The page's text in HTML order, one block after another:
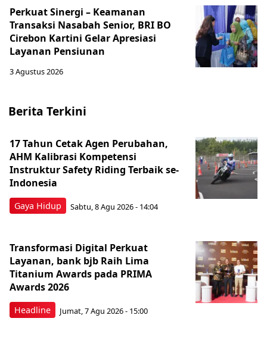
Perkuat Sinergi – Keamanan
Transaksi Nasabah Senior, BRI BO
Cirebon Kartini Gelar Apresiasi
Layanan Pensiunan
3 Agustus 2026
Berita Terkini
Gaya Hidup
17 Tahun Cetak Agen Perubahan,
AHM Kalibrasi Kompetensi
Instruktur Safety Riding Terbaik se-
Indonesia
Sabtu, 8 Agu 2026 - 14:04
Headline
Transformasi Digital Perkuat
Layanan, bank bjb Raih Lima
Titanium Awards pada PRIMA
Awards 2026
Jumat, 7 Agu 2026 - 15:00